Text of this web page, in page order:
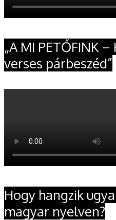
„A MI PETŐFINK
verses párbeszéd”
Hogy hangzik
magyar nyelven?